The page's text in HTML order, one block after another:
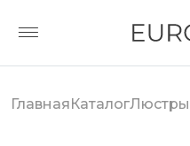
ГлавнаяКаталогЛюстры